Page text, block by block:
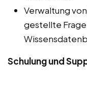
Verwaltung
gestellte
Schulung und